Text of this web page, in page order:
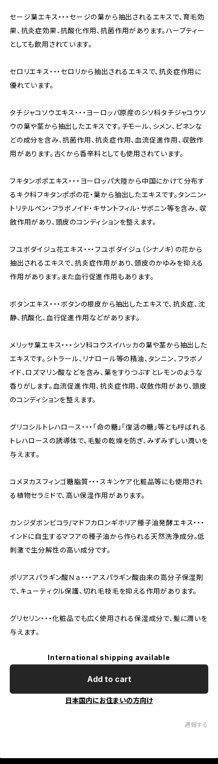
セージ葉エキス・・・セージの葉から抽出されるエキスで、育毛効
果、抗炎症効果、抗酸化作用、抗菌作用があります。ハーブティー
としても飲用されています。
セロリエキス・・・セロリから抽出されるエキスで、抗炎症作用に
優れています。
タチジャコソウエキス・・・ヨーロッパ原産のシソ科タチジャコウソ
ウの葉や茎から抽出したエキスです。チモール、シメン、ピネンな
どの成分を含み、抗菌作用、抗炎症作用、血流促進作用、収斂作
用があります。古くから香辛料としても使用されています。
フキタンポポエキス・・・ヨーロッパ大陸から中国にかけて分布す
るキク科フキタンポポの花・葉から抽出したエキスです。タンニン・
トリテルペン・フラボノイド・キサントフィル・サポニン等を含み、収
斂作用があり、頭皮のコンディションを整えます。
フユボダイジュ花エキス・・・フユボダイジュ（シナノキ）の花から
抽出されるエキスで、抗炎症作用があり、頭皮のかゆみを抑える
作用があります。また血行促進作用もあります。
ボタンエキス・・・ボタンの根皮から抽出したエキスで、抗炎症、沈
静、抗酸化、血行促進作用などがあります。
メリッサ葉エキス・・・シソ科コウスイハッカの葉や茎から抽出した
エキスです。シトラール、リナロール等の精油、タンニン、フラボノ
イド、ロズマリン酸などを含み、葉をすりつぶすとレモンのような
香りがします。血流促進作用、抗炎症作用、収斂作用があり、頭皮
のコンディションを整えます。
グリコシルトレハロース・・・「命の糖」「復活の糖」等とも呼ばれる
トレハロースの誘導体で、毛髪の乾燥を防ぎ、みずみずしい潤いを
与えます。
コメヌカスフィンゴ糖脂質・・・スキンケア化粧品等にも使用され
る植物セラミドで、高い保湿作用があります。
カンジダボンビコラ/マドフカロンギホリア種子油発酵エキス・・・
インドに自生するマフアの種子油から作られる天然洗浄成分。低
刺激で生分解性の高い成分です。
ポリアスパラギン酸Ｎａ・・・アスパラギン酸由来の高分子保湿剤
で、キューティクル保護、切れ毛枝毛を抑える作用があります。
グリセリン・・・化粧品でも広く使用される保湿成分で、髪に潤いを
与えます。
International shipping available
Add to cart
日本国内にお住まいの方向け
通報する